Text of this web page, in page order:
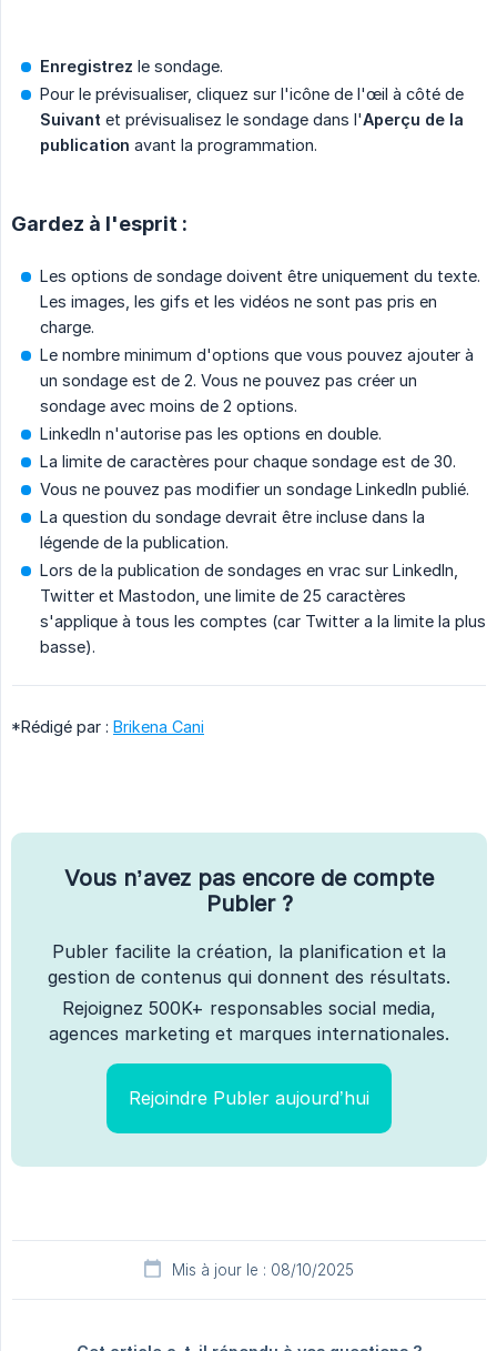
Enregistrez le sondage.
Pour le prévisualiser, cliquez sur l'icône de l'œil à côté de
Suivant et prévisualisez le sondage dans l'Aperçu de la
publication avant la programmation.
Gardez à l'esprit :
Les options de sondage doivent être uniquement du texte.
Les images, les gifs et les vidéos ne sont pas pris en
charge.
Le nombre minimum d'options que vous pouvez ajouter à
un sondage est de 2. Vous ne pouvez pas créer un
sondage avec moins de 2 options.
LinkedIn n'autorise pas les options en double.
La limite de caractères pour chaque sondage est de 30.
Vous ne pouvez pas modifier un sondage LinkedIn publié.
La question du sondage devrait être incluse dans la
légende de la publication.
Lors de la publication de sondages en vrac sur LinkedIn,
Twitter et Mastodon, une limite de 25 caractères
s'applique à tous les comptes (car Twitter a la limite la plus
basse).
*Rédigé par : Brikena Cani
Vous n’avez pas encore de compte
Publer ?
Publer facilite la création, la planification et la
gestion de contenus qui donnent des résultats.
Rejoignez 500K+ responsables social media,
agences marketing et marques internationales.
Rejoindre Publer aujourd’hui
Mis à jour le : 08/10/2025